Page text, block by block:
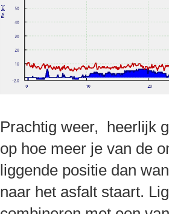
Prachtig weer, heerlijk
op hoe meer je van de
liggende positie dan
naar het asfalt staart.